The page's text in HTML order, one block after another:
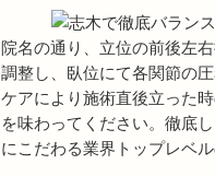
院名の通り、立位の前後左
調整し、臥位にて各関節の
ケアにより施術直後立った時
を味わってください。徹底
にこだわる業界トップレベル